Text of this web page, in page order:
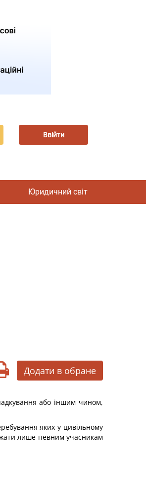
Ввійти
Юридичний світ
Додати в обране
або іншим чином,
яких у цивільному
лише певним учасникам